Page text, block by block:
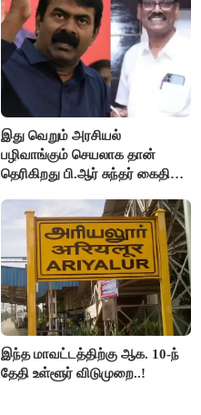
இது வெறும் அரசியல்
பழிவாங்கும் செயலாக தான்
தெரிகிறது பி.ஆர் சுந்தர் கைதிற்கு
இந்த மாவட்டத்திற்கு ஆக. 10-ந்
தேதி உள்ளூர் விடுமுறை..!